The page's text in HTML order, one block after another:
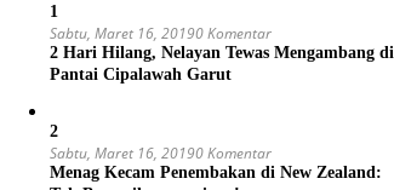
1
Sabtu, Maret 16, 20190 Komentar
2 Hari Hilang, Nelayan Tewas Mengambang di
Pantai Cipalawah Garut
2
Sabtu, Maret 16, 20190 Komentar
Menag Kecam Penembakan di New Zealand: